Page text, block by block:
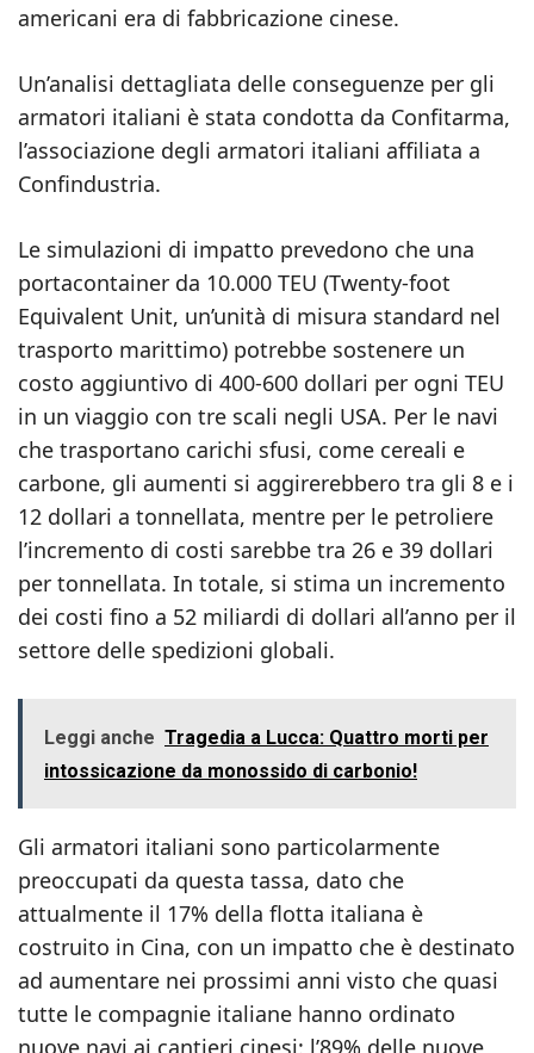
americani era di fabbricazione cinese.
Un’analisi dettagliata delle conseguenze per gli
armatori italiani è stata condotta da Confitarma,
l’associazione degli armatori italiani affiliata a
Confindustria.
Le simulazioni di impatto prevedono che una
portacontainer da 10.000 TEU (Twenty-foot
Equivalent Unit, un’unità di misura standard nel
trasporto marittimo) potrebbe sostenere un
costo aggiuntivo di 400-600 dollari per ogni TEU
in un viaggio con tre scali negli USA. Per le navi
che trasportano carichi sfusi, come cereali e
carbone, gli aumenti si aggirerebbero tra gli 8 e i
12 dollari a tonnellata, mentre per le petroliere
l’incremento di costi sarebbe tra 26 e 39 dollari
per tonnellata. In totale, si stima un incremento
dei costi fino a 52 miliardi di dollari all’anno per il
settore delle spedizioni globali.
Leggi anche Tragedia a Lucca: Quattro morti per
intossicazione da monossido di carbonio!
Gli armatori italiani sono particolarmente
preoccupati da questa tassa, dato che
attualmente il 17% della flotta italiana è
costruito in Cina, con un impatto che è destinato
ad aumentare nei prossimi anni visto che quasi
tutte le compagnie italiane hanno ordinato
nuove navi ai cantieri cinesi: l’89% delle nuove